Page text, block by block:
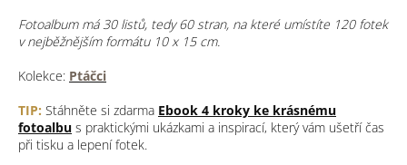
Fotoalbum má 30 listů, tedy 60 stran, na které umístíte 120 fotek
v nejběžnějším formátu 10 x 15 cm.
Kolekce: Ptáčci
TIP: Stáhněte si zdarma Ebook 4 kroky ke krásnému
fotoalbu s praktickými ukázkami a inspirací, který vám ušetří čas
při tisku a lepení fotek.